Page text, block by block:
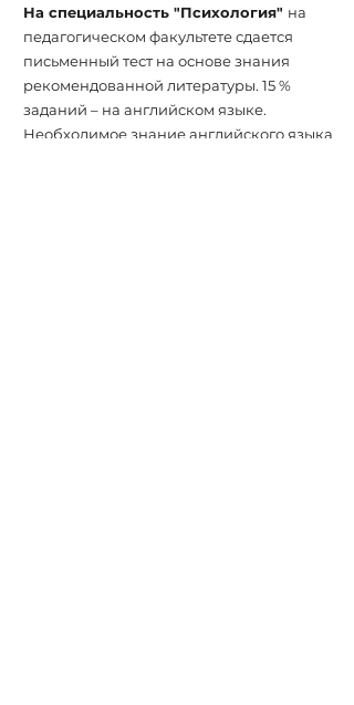
На специальность "Психология" на
педагогическом факультете сдается
письменный тест на основе знания
рекомендованной литературы. 15 %
заданий – на английском языке.
Необходимое знание английского языка